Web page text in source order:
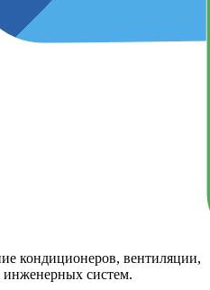
кондиционеров, вентиляции,
инженерных систем.